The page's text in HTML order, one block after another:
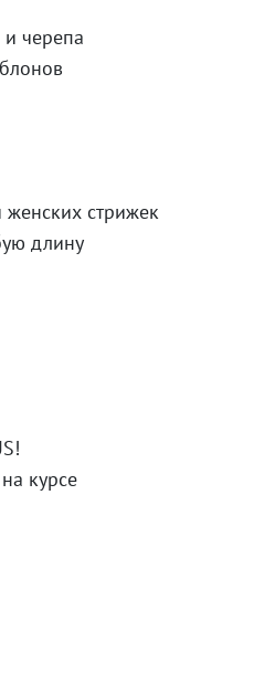
черепа
женских стрижек
длину
курсе